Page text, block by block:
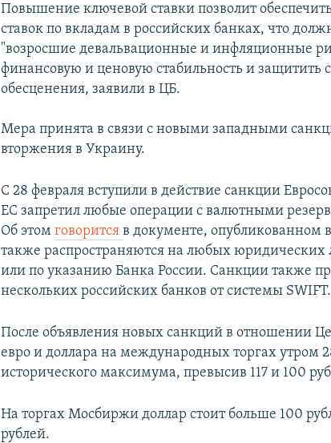
Повышение ключевой ставки позволит
ставок по вкладам в российских банках, что
"возросшие девальвационные и инфляционные
финансовую и ценовую стабильность и защитить
обесценения, заявили в ЦБ.
Мера принята в связи с новыми западными
вторжения в Украину.
С 28 февраля вступили в действие санкции
ЕС запретил любые операции с валютными
Об этомговоритсяв документе, опубликованном
также распространяются на любых
или по указанию Банка России. Санкции также
нескольких российских банков от системы SWIFT.
После объявления новых санкций в отношении
евро и доллара на международных торгах утром
исторического максимума, превысив 117 и 100
На торгах Мосбиржи доллар стоит больше 100
рублей.